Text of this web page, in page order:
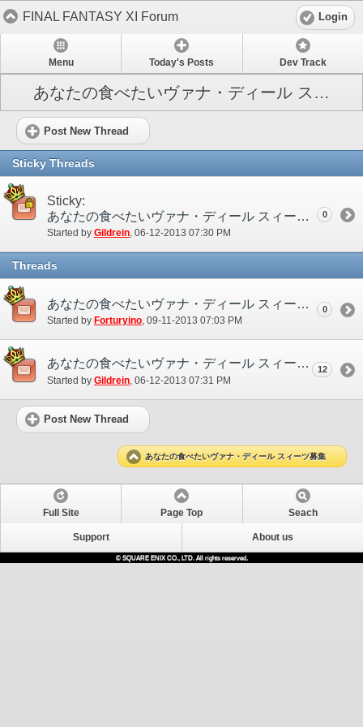
FINAL FANTASY XI Forum Login
Menu Today's Posts Dev Track
あなたの食べたいヴァナ・ディール スィーツ募集
Post New Thread
Sticky Threads
Sticky:
あなたの食べたいヴァナ・ディール スィーツ募集
Started by Gildrein‎, 06-12-2013 07:30 PM
0
Threads
あなたの食べたいヴァナ・ディール スィーツ募集 結果発表
Started by Forturyino ‎, 09-11-2013 07:03 PM
0
あなたの食べたいヴァナ・ディール スィーツ募集 ディスカッションスレッド
Started by Gildrein‎, 06-12-2013 07:31 PM
12
Post New Thread
あなたの食べたいヴァナ・ディール スィーツ募集
Full Site Page Top Seach
Support About us
© SQUARE ENIX CO., LTD. All rights reserved.